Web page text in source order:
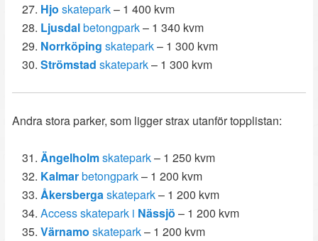
Hjo skatepark– 1 400 kvm
Ljusdalbetongpark– 1 340 kvm
Norrköping skatepark– 1 300 kvm
Strömstad skatepark– 1 300 kvm
Andra stora parker, som ligger strax utanför topplistan:
Ängelholmskatepark– 1 250 kvm
Kalmarbetongpark– 1 200 kvm
Åkersbergaskatepark– 1 200 kvm
Access skatepark i Nässjö – 1 200 kvm
Värnamo skatepark– 1 200 kvm